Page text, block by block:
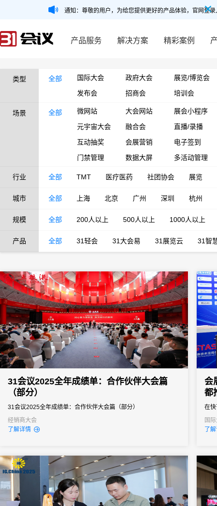
通知：尊敬的用户，为给您提供更好的产品体验，官网登
产品服务 解决方案 精彩案例
类型 全部 国际大会 政府大会
展览/博览会
发布会
招商会 培训会
场景 全部 微网站 大会网站
展会小程序
元宇宙大会
融合会
直播/录播
互动抽奖
会展营销
电子签到
门禁管理
数据大屏 多活动管理
行业 全部 TMT 医疗医药 社团协会 展览
城市 全部 上海 北京 广州 深圳 杭州
规模 全部 200人以上 500人以上 1000人以上
产品 全部 31轻会 31大会易 31展览云 31智
31会议2025全年成绩单：合作伙伴大会篇
（部分）
31会议2025全年成绩单：合作伙伴大会篇（部分）
经销商大会
了解详情
会
都
在
功
的
者
国
经
了